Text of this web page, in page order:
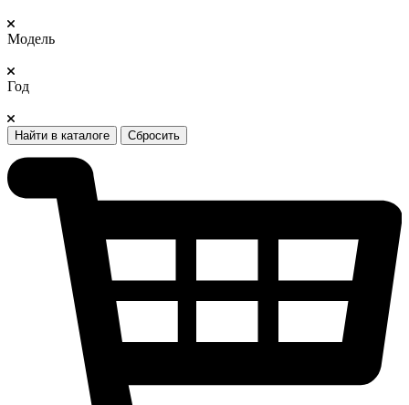
Модель
Год
Найти в каталоге Сбросить